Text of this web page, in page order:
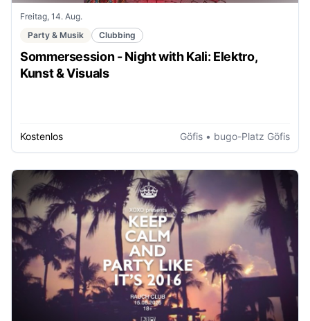
Freitag, 14. Aug.
Party & Musik
Clubbing
Sommersession - Night with Kali: Elektro,
Kunst & Visuals
Kostenlos Göfis • bugo-Platz Göfis